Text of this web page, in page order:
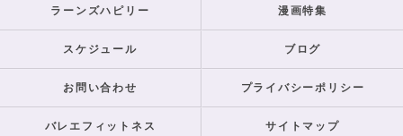
ラーンズハピリー 漫画特集
スケジュール ブログ
お問い合わせ プライバシーポリシー
バレエフィットネス サイトマップ